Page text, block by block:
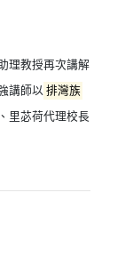
理教授再次講解
講師以 排灣族
里苾荷代理校長